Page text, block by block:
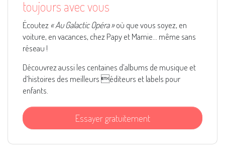
toujours avec vous
Écoutez « Au Galactic Opéra »où que vous soyez, en
voiture, en vacances, chez Papy et Mamie... même sans
réseau !
Découvrez aussi les centaines d’albums de musique et
d’histoires des meilleurs éditeurs et labels pour
enfants.
Essayer gratuitement